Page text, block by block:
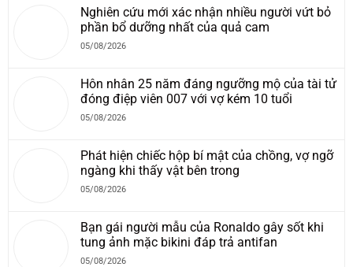
Nghiên cứu mới xác nhận nhiều người vứt bỏ
phần bổ dưỡng nhất của quả cam
05/08/2026
Hôn nhân 25 năm đáng ngưỡng mộ của tài tử
đóng điệp viên 007 với vợ kém 10 tuổi
05/08/2026
Phát hiện chiếc hộp bí mật của chồng, vợ ngỡ
ngàng khi thấy vật bên trong
05/08/2026
Bạn gái người mẫu của Ronaldo gây sốt khi
tung ảnh mặc bikini đáp trả antifan
05/08/2026